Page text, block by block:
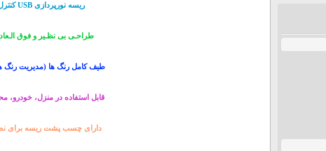
ریسه نورپردازی USB کنترل دار
طراحـی بی نظـیر و فوق
طیف کامل رنگ ها (مدیریت رنگ
قابل استفاده در منزل، خودرو،
دارای چسب پشت ریسه برای